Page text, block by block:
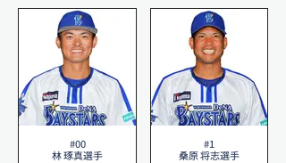
#00
林 琢真選手
#1
桑原 将志選手